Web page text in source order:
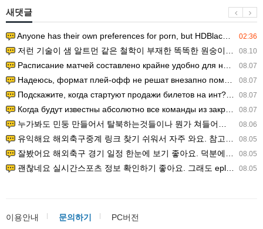
새댓글
02:36
Anyone has their own preferences for porn, but HDBlackAss ha…
08.10
저런 기술이 샘 알트먼 같은 철학이 부재한 똑똑한 원숭이에게 있다는게 문제.
08.07
Расписание матчей составлено крайне удобно для нашего часово…
08.07
Надеюсь, формат плей-офф не решат внезапно поменять. https:/…
08.07
Подскажите, когда стартуют продажи билетов на инт? https://g…
08.07
Когда будут известны абсолютно все команды из закрытых квали…
08.06
누가봐도 민둥 만들어서 탈북하는것들이나 뭔가 쳐들어오는 낌새를 미리 알아차리기 위함이지 저걸 전쟁준비라고 하…
08.05
유익해요 해외축구중계 링크 찾기 쉬워서 자주 와요. 참고로 무료스포츠중계 정보 확인할 때 출처 꼭 체크해요.…
08.05
잘봤어요 해외축구 경기 일정 한눈에 보기 좋아요. 덕분에 epl중계 볼 때 공식 중계 채널 먼저 찾아봐요. …
08.05
괜찮네요 실시간스포츠 정보 확인하기 좋아요. 그래도 epl중계 볼 때 공식 중계 채널 먼저 찾아봐요. 북마크…
이용안내 문의하기 PC버전